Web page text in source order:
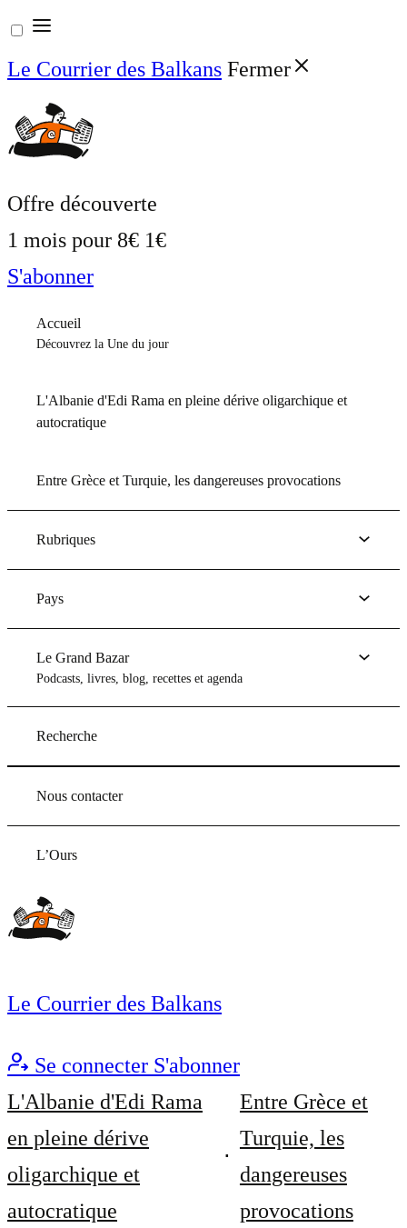
Aller
au
contenu
Le Courrier des Balkans Fermer
Offre découverte
1 mois pour 8€ 1€
S'abonner
Accueil
Découvrez la Une du jour
L'Albanie d'Edi Rama en pleine dérive oligarchique et
autocratique
Entre Grèce et Turquie, les dangereuses provocations
Rubriques
Pays
Le Grand Bazar
Podcasts, livres, blog, recettes et agenda
Recherche
Nous contacter
L’Ours
Le Courrier des Balkans
Se connecter S'abonner
L'Albanie d'Edi Rama
en pleine dérive
oligarchique et
autocratique
Entre Grèce et
Turquie, les
dangereuses
provocations